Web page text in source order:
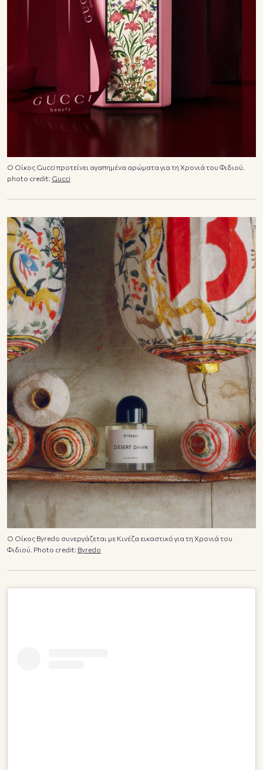
Ο Οίκος Gucci προτείνει αγαπημένα αρώματα για τη Χρονιά του Φιδιού.
photo credit: Gucci
Ο Οίκος Byredo συνεργάζεται με Κινέζα εικαστικό για τη Χρονιά του
Φιδιού. Photo credit: Byredo